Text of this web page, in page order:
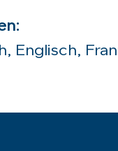
Englisch,